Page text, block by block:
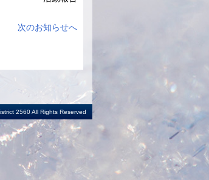
次のお知らせへ
2560 All Rights Reserved